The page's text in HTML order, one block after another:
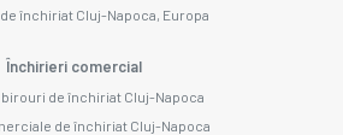
închiriat Cluj-Napoca, Europa
Închirieri comercial
birouri de închiriat Cluj-Napoca
de închiriat Cluj-Napoca